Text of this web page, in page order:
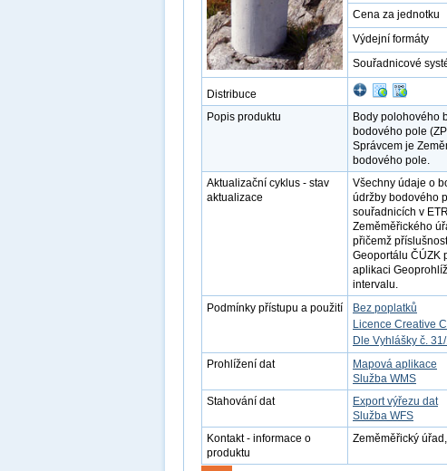
Cena za jednotku
Výdejní formáty
Souřadnicové
Distribuce
Popis produktu
Body polohového
bodového pole
Správcem je
bodového pole.
Aktualizační cyklus - stav
aktualizace
Všechny údaje o
údržby bodového
souřadnicích v
Zeměměřického
přičemž
Geoportálu ČÚZK
aplikaci
intervalu.
Podmínky přístupu a použití
Bez poplatků
Licence Creative
Dle Vyhlášky č.
Prohlížení dat
Mapová aplikace
Služba WMS
Stahování dat
Export výřezu dat
Služba WFS
Kontakt - informace o
produktu
Zeměměřický